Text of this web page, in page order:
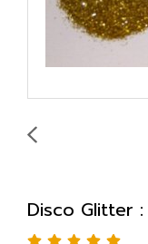
Disco Glitter